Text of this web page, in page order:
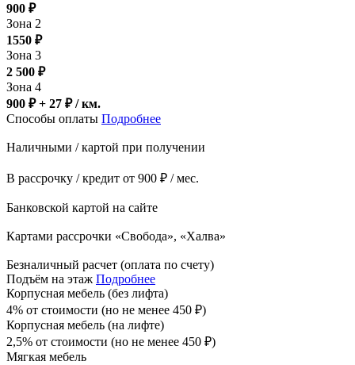
900 ₽
Зона 2
1550 ₽
Зона 3
2 500 ₽
Зона 4
900 ₽ + 27 ₽/ км.
Способы оплаты Подробнее
Наличными / картой при получении
В рассрочку / кредит от 900 ₽ / мес.
Банковской картой на сайте
Картами рассрочки «Свобода», «Халва»
Безналичный расчет (оплата по счету)
Подъём на этаж Подробнее
Корпусная мебель (без лифта)
4% от стоимости (но не менее 450 ₽)
Корпусная мебель (на лифте)
2,5% от стоимости (но не менее 450 ₽)
Мягкая мебель